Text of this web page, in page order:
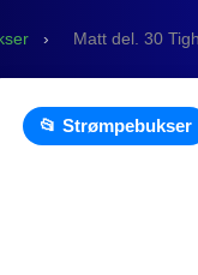
› Matt del. 30
📂 Strømpebukser